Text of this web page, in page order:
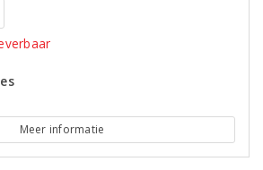
Meer informatie